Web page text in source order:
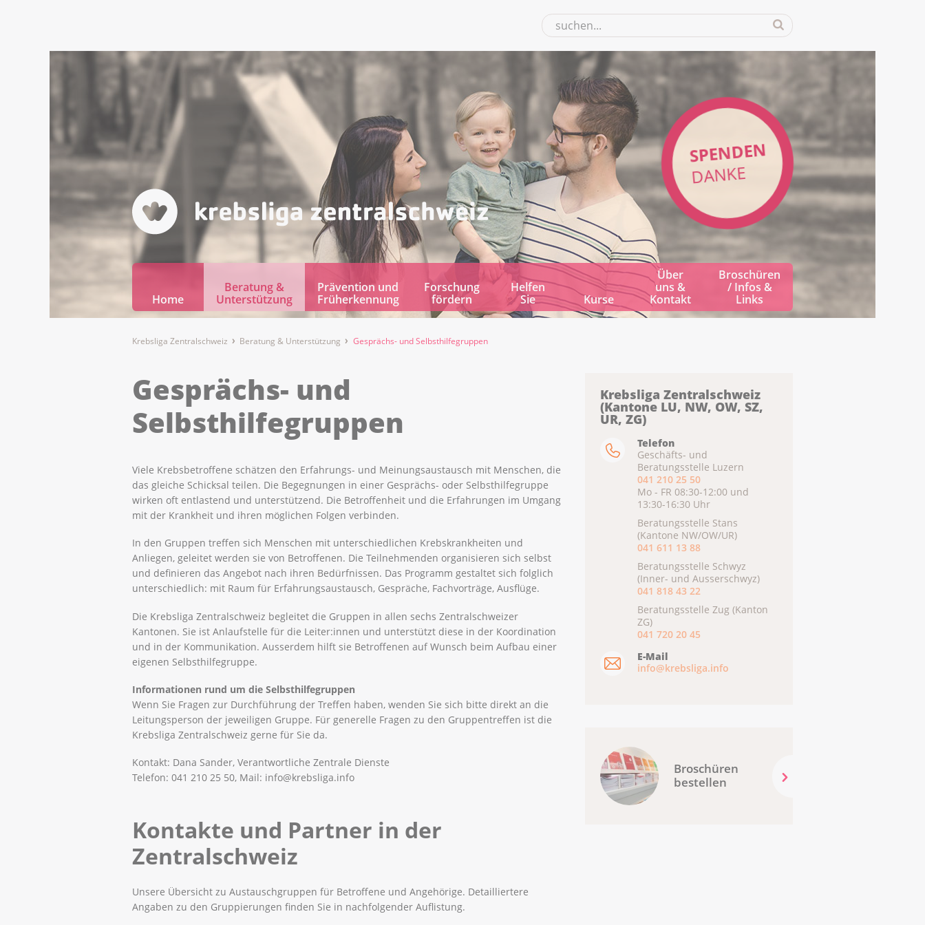
SPENDEN
DANKE
Home
Beratung &
Unterstützung
Prävention und
Früherkennung
Forschung
fördern
Helfen
Sie
Kurse
Über
uns &
Kontakt
Broschüren
/ Infos &
Links
Krebsliga Zentralschweiz Beratung & Unterstützung Gesprächs- und Selbsthilfegruppen
Gesprächs- und
Selbsthilfegruppen
Viele Krebsbetroffene schätzen den Erfahrungs- und Meinungsaustausch mit Menschen, die
das gleiche Schicksal teilen. Die Begegnungen in einer Gesprächs- oder Selbsthilfegruppe
wirken oft entlastend und unterstützend. Die Betroffenheit und die Erfahrungen im Umgang
mit der Krankheit und ihren möglichen Folgen verbinden.
In den Gruppen treffen sich Menschen mit unterschiedlichen Krebskrankheiten und
Anliegen, geleitet werden sie von Betroffenen. Die Teilnehmenden organisieren sich selbst
und definieren das Angebot nach ihren Bedürfnissen. Das Programm gestaltet sich folglich
unterschiedlich: mit Raum für Erfahrungsaustausch, Gespräche, Fachvorträge, Ausflüge.
Die Krebsliga Zentralschweiz begleitet die Gruppen in allen sechs Zentralschweizer
Kantonen. Sie ist Anlaufstelle für die Leiter:innen und unterstützt diese in der Koordination
und in der Kommunikation. Ausserdem hilft sie Betroffenen auf Wunsch beim Aufbau einer
eigenen Selbsthilfegruppe.
Informationen rund um die Selbsthilfegruppen
Wenn Sie Fragen zur Durchführung der Treffen haben, wenden Sie sich bitte direkt an die
Leitungsperson der jeweiligen Gruppe. Für generelle Fragen zu den Gruppentreffen ist die
Krebsliga Zentralschweiz gerne für Sie da.
Kontakt: Dana Sander, Verantwortliche Zentrale Dienste
Telefon: 041 210 25 50, Mail: info@krebsliga.info
Kontakte und Partner in der
Zentralschweiz
Unsere Übersicht zu Austauschgruppen für Betroffene und Angehörige. Detailliertere
Angaben zu den Gruppierungen finden Sie in nachfolgender Auflistung.
Krebsliga Zentralschweiz
(Kantone LU, NW, OW, SZ,
UR, ZG)
Telefon
Geschäfts- und
Beratungsstelle Luzern
041 210 25 50
Mo - FR 08:30-12:00 und
13:30-16:30 Uhr
Beratungsstelle Stans
(Kantone NW/OW/UR)
041 611 13 88
Beratungsstelle Schwyz
(Inner- und Ausserschwyz)
041 818 43 22
Beratungsstelle Zug (Kanton
ZG)
041 720 20 45
E-Mail
info@krebsliga.info
Broschüren
bestellen